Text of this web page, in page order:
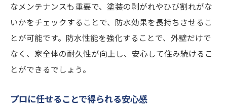
なメンテナンスも重要で、塗装の剥がれやひび割れがな
いかをチェックすることで、防水効果を長持ちさせるこ
とが可能です。防水性能を強化することで、外壁だけで
なく、家全体の耐久性が向上し、安心して住み続けるこ
とができるでしょう。
プロに任せることで得られる安心感